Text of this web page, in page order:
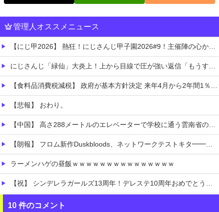
管理人オススメニュース
【にじ甲2026】 熱狂！にじさんじ甲子園2026#9！主催陣の心からの「助かる〜〜〜」草
にじさんじ「緑仙」大炎上！上から目線で圧が強い返信「もうすでに歌ってる」埋もれてる曲を救いたい歌ってみた企画と視聴者に対するSNS投稿が大荒れ
【食料品消費税減税】 政府が基本方針決定 来年4月から2年間1％に8月5日
【悲報】 おわり。
【中国】 高さ288メートルのエレベーターで学校に通う雲南省の山地の子供たち 通学時間 3時間→30分に短縮
【朗報】 フロム新作Duskbloods、ネットワークテストキタ━━━━(゜∀゜)━━━━!!
ラーメンハゲの昼飯ｗｗｗｗｗｗｗｗｗｗｗｗｗｗｗ
【祝】 シンデレラガールズ13周年！デレステ10周年おめでとう！ガチャ更新SSR八神マキノ・イベントSRイヴ、SR望月聖！
【悲報】 マーベラス、無事テンセントに捨てられて終わる
10 件のコメント